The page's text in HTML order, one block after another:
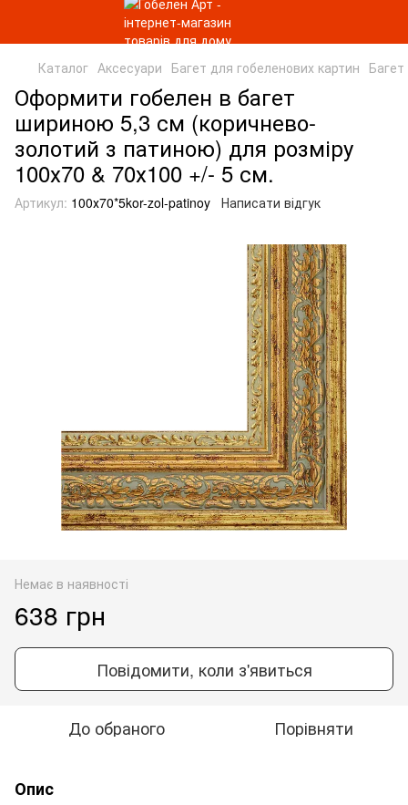
Каталог Аксесуари Багет для гобеленових картин
Оформити гобелен в багет
шириною 5,3 см (коричнево-
золотий з патиною) для розміру
100х70 & 70х100 +/- 5 см.
Артикул: 100х70*5kor-zol-patinoy Написати відгук
Немає в наявності
638 грн
Повідомити, коли з'явиться
До обраного Порівняти
Опис